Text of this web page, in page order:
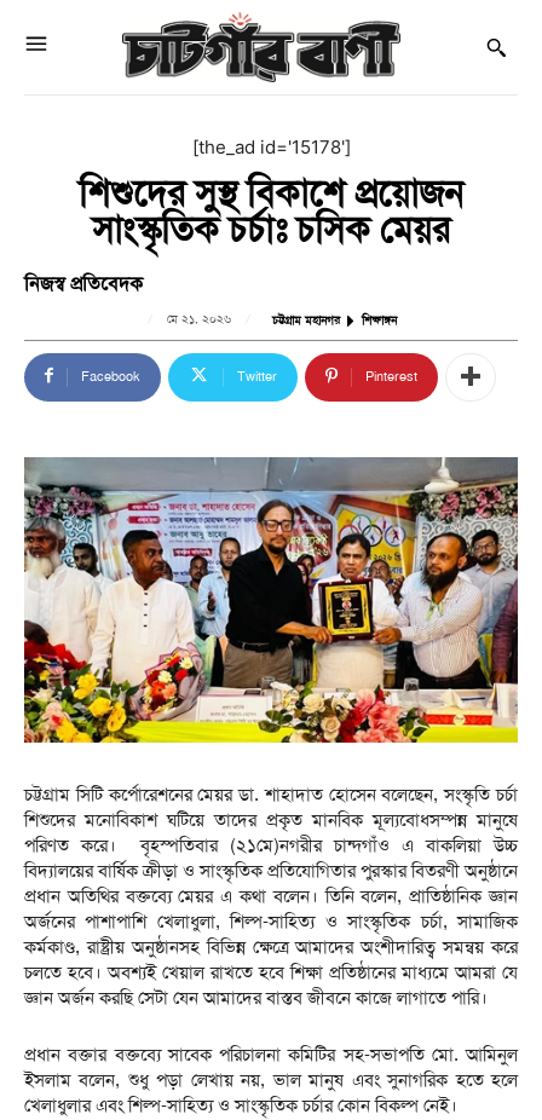
[the_ad id='15178']
শিশুদের সুস্থ বিকাশে প্রয়োজন
সাংস্কৃতিক চর্চাঃ চসিক মেয়র
নিজস্ব প্রতিবেদক
মে ২১, ২০২৬ চট্টগ্রাম মহানগর শিক্ষাঙ্গন
Facebook Twitter Pinterest
চট্টগ্রাম সিটি কর্পোরেশনের মেয়র ডা. শাহাদাত হোসেন বলেছেন, সংস্কৃতি চর্চা
শিশুদের মনোবিকাশ ঘটিয়ে তাদের প্রকৃত মানবিক মূল্যবোধসম্পন্ন মানুষে
পরিণত করে। বৃহস্পতিবার (২১মে)নগরীর চান্দগাঁও এ বাকলিয়া উচ্চ
বিদ্যালয়ের বার্ষিক ক্রীড়া ও সাংস্কৃতিক প্রতিযোগিতার পুরস্কার বিতরণী অনুষ্ঠানে
প্রধান অতিথির বক্তব্যে মেয়র এ কথা বলেন। তিনি বলেন, প্রাতিষ্ঠানিক জ্ঞান
অর্জনের পাশাপাশি খেলাধুলা, শিল্প-সাহিত্য ও সাংস্কৃতিক চর্চা, সামাজিক
কর্মকাণ্ড, রাষ্ট্রীয় অনুষ্ঠানসহ বিভিন্ন ক্ষেত্রে আমাদের অংশীদারিত্ব সমন্বয় করে
চলতে হবে। অবশ্যই খেয়াল রাখতে হবে শিক্ষা প্রতিষ্ঠানের মাধ্যমে আমরা যে
জ্ঞান অর্জন করছি সেটা যেন আমাদের বাস্তব জীবনে কাজে লাগাতে পারি।
প্রধান বক্তার বক্তব্যে সাবেক পরিচালনা কমিটির সহ-সভাপতি মো. আমিনুল
ইসলাম বলেন, শুধু পড়া লেখায় নয়, ভাল মানুষ এবং সুনাগরিক হতে হলে
খেলাধুলার এবং শিল্প-সাহিত্য ও সাংস্কৃতিক চর্চার কোন বিকল্প নেই।